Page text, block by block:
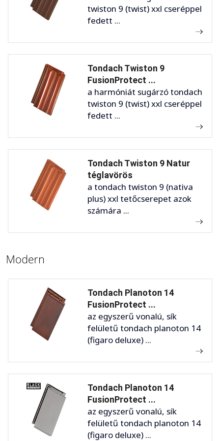
twiston 9 (twist) xxl cseréppel
fedett ...
Tondach Twiston 9
FusionProtect ...
a harmóniát sugárzó tondach
twiston 9 (twist) xxl cseréppel
fedett ...
Tondach Twiston 9 Natur
téglavörös
a tondach twiston 9 (nativa
plus) xxl tetőcserepet azok
számára ...
Modern
Tondach Planoton 14
FusionProtect ...
az egyszerű vonalú, sík
felületű tondach planoton 14
(figaro deluxe) ...
Tondach Planoton 14
FusionProtect ...
az egyszerű vonalú, sík
felületű tondach planoton 14
(figaro deluxe) ...